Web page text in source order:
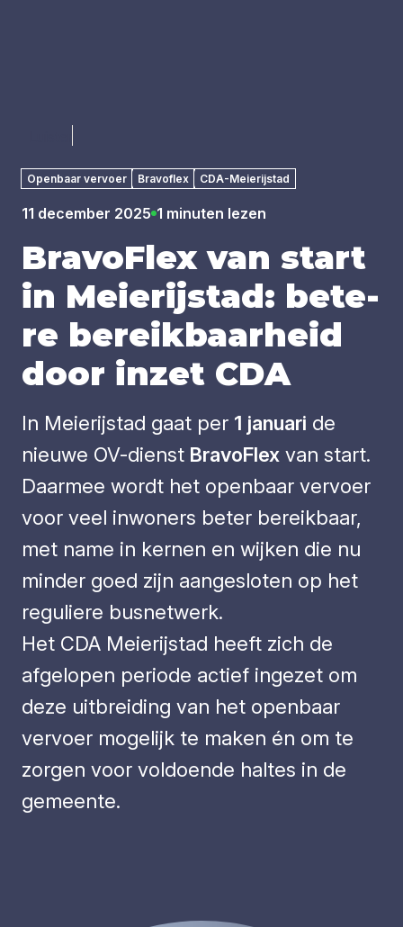
Openbaar vervoer Bravoflex CDA-Meierijstad
11 december 2025 1 minuten lezen
BravoFlex van start
in Mei­e­rij­stad: bete­
re bereik­baar­heid
door inzet CDA
In Meierijstad gaat per 1 januari de
nieuwe OV-dienst BravoFlex van start.
Daarmee wordt het openbaar vervoer
voor veel inwoners beter bereikbaar,
met name in kernen en wijken die nu
minder goed zijn aangesloten op het
reguliere busnetwerk.
Het CDA Meierijstad heeft zich de
afgelopen periode actief ingezet om
deze uitbreiding van het openbaar
vervoer mogelijk te maken én om te
zorgen voor voldoende haltes in de
gemeente.